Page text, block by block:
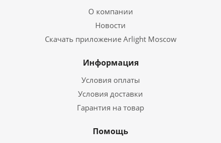
О компании
Новости
Скачать приложение Arlight Moscow
Информация
Условия оплаты
Условия доставки
Гарантия на товар
Помощь